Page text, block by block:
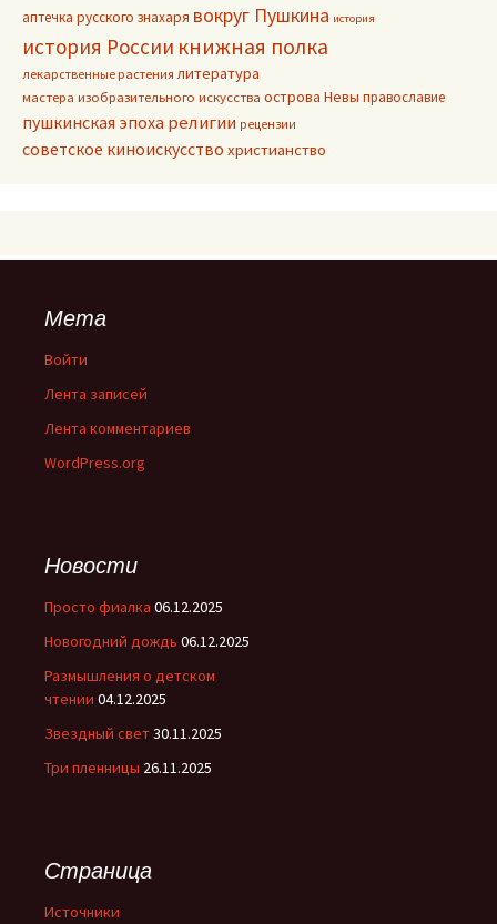
аптечка русского знахаря вокруг Пушкина история
история России книжная полка
лекарственные растения литература
мастера изобразительного искусства острова Невы православие
пушкинская эпоха религии рецензии
советское киноискусство христианство
Мета
Войти
Лента записей
Лента комментариев
WordPress.org
Новости
Просто фиалка 06.12.2025
Новогодний дождь 06.12.2025
Размышления о детском
чтении 04.12.2025
Звездный свет30.11.2025
Три пленницы 26.11.2025
Страница
Источники